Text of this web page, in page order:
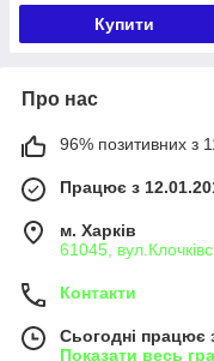
Купити
Про нас
96% позитивних з
Працює з
м. Харків
61045,
Контакти
Сьогодні працює
Показати весь